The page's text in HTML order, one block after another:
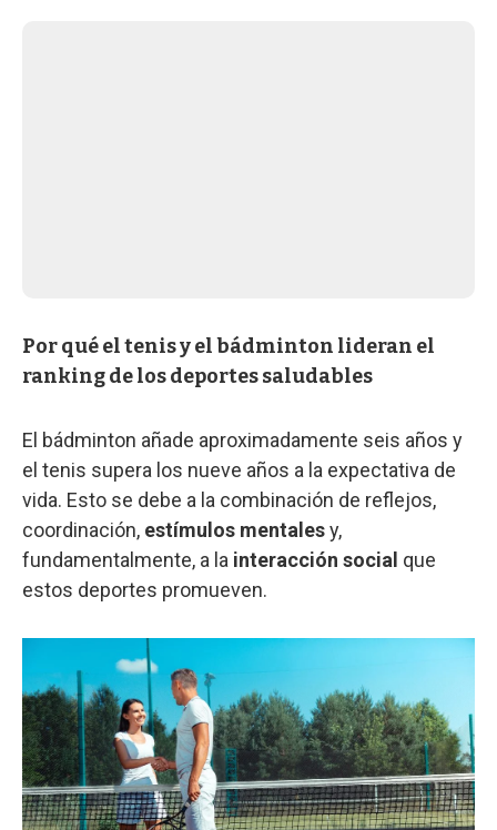
Por qué el tenis y el bádminton lideran el
ranking de los deportes saludables
El bádminton añade aproximadamente seis años y
el tenis supera los nueve años a la expectativa de
vida. Esto se debe a la combinación de reflejos,
coordinación, estímulos mentalesy,
fundamentalmente, a la interacción social que
estos deportes promueven.